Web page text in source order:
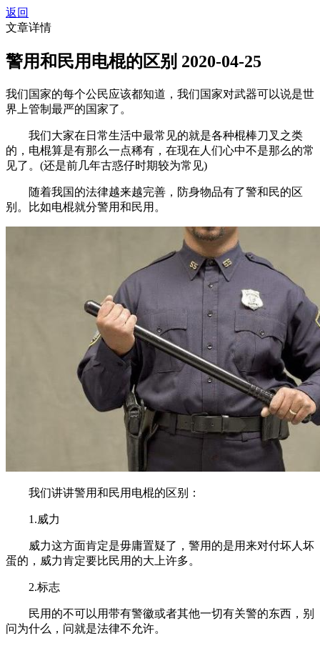
返回
文章详情
警用和民用电棍的区别 2020-04-25
我们国家的每个公民应该都知道，我们国家对武器可以说是世
界上管制最严的国家了。
我们大家在日常生活中最常见的就是各种棍棒刀叉之类
的，电棍算是有那么一点稀有，在现在人们心中不是那么的常
见了。(还是前几年古惑仔时期较为常见)
随着我国的法律越来越完善，防身物品有了警和民的区
别。比如电棍就分警用和民用。
我们讲讲警用和民用电棍的区别：
1.威力
威力这方面肯定是毋庸置疑了，警用的是用来对付坏人坏
蛋的，威力肯定要比民用的大上许多。
2.标志
民用的不可以用带有警徽或者其他一切有关警的东西，别
问为什么，问就是法律不允许。